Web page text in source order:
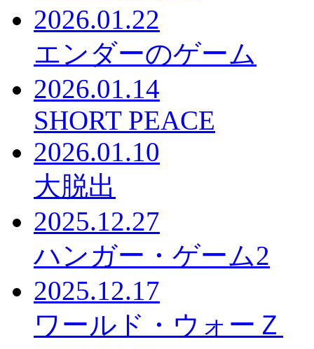
2026.01.22
エンダーのゲーム
2026.01.14
SHORT PEACE
2026.01.10
大脱出
2025.12.27
ハンガー・ゲーム2
2025.12.17
ワールド・ウォーＺ